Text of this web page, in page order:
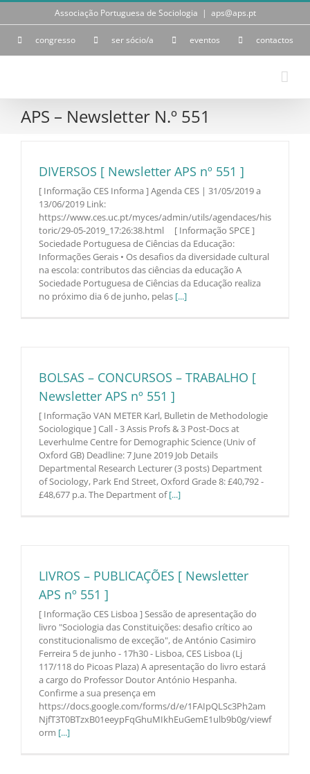
Skip
Associação Portuguesa de Sociologia | aps@aps.pt
congresso ser sócio/a eventos contactos
APS – Newsletter N.º 551
DIVERSOS [ Newsletter APS nº 551 ]
[ Informação CES Informa ] Agenda CES | 31/05/2019 a
13/06/2019 Link:
https://www.ces.uc.pt/myces/admin/utils/agendaces/his
toric/29-05-2019_17:26:38.html [ Informação SPCE ]
Sociedade Portuguesa de Ciências da Educação:
Informações Gerais • Os desafios da diversidade cultural
na escola: contributos das ciências da educação A
Sociedade Portuguesa de Ciências da Educação realiza
no próximo dia 6 de junho, pelas [...]
BOLSAS – CONCURSOS – TRABALHO [
Newsletter APS nº 551 ]
[ Informação VAN METER Karl, Bulletin de Methodologie
Sociologique ] Call - 3 Assis Profs & 3 Post-Docs at
Leverhulme Centre for Demographic Science (Univ of
Oxford GB) Deadline: 7 June 2019 Job Details
Departmental Research Lecturer (3 posts) Department
of Sociology, Park End Street, Oxford Grade 8: £40,792 -
£48,677 p.a. The Department of[...]
LIVROS – PUBLICAÇÕES [ Newsletter
APS nº 551 ]
[ Informação CES Lisboa ] Sessão de apresentação do
livro "Sociologia das Constituições: desafio crítico ao
constitucionalismo de exceção", de António Casimiro
Ferreira 5 de junho - 17h30 - Lisboa, CES Lisboa (Lj
117/118 do Picoas Plaza) A apresentação do livro estará
a cargo do Professor Doutor António Hespanha.
Confirme a sua presença em
https://docs.google.com/forms/d/e/1FAIpQLSc3Ph2am
NjfT3T0BTzxB01eeypFqGhuMIkhEuGemE1ulb9b0g/viewf
orm [...]